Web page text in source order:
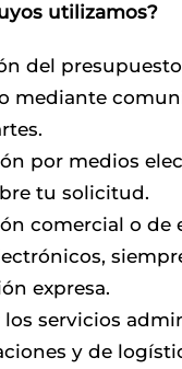
utilizamos?
del
mediante
por medios
tu solicitud.
comercial o de
expresa.
los servicios
y de